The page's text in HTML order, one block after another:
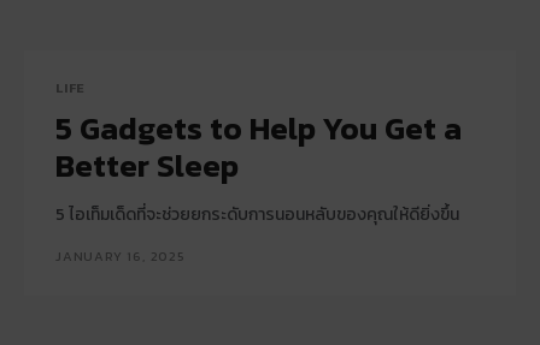
LIFE
5 Gadgets to Help You Get a
Better Sleep
5 ไอเท็มเด็ดที่จะช่วยยกระดับการนอนหลับของคุณให้ดียิ่งขึ้น
JANUARY 16, 2025